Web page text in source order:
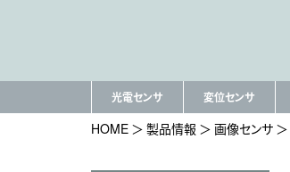
光電センサ 変位センサ
HOME 製品情報 画像センサ